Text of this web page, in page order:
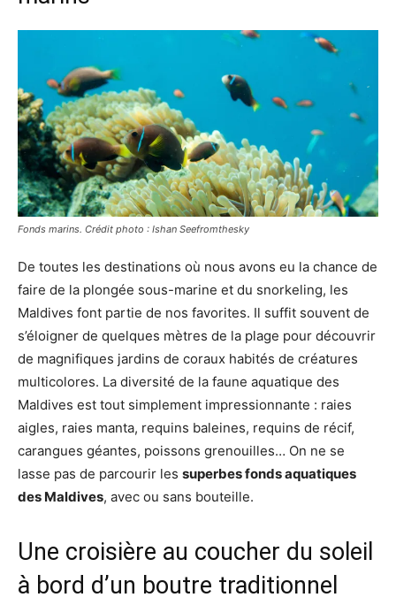
Fonds marins. Crédit photo : Ishan Seefromthesky
De toutes les destinations où nous avons eu la chance de
faire de la plongée sous-marine et du snorkeling, les
Maldives font partie de nos favorites. Il suffit souvent de
s’éloigner de quelques mètres de la plage pour découvrir
de magnifiques jardins de coraux habités de créatures
multicolores. La diversité de la faune aquatique des
Maldives est tout simplement impressionnante : raies
aigles, raies manta, requins baleines, requins de récif,
carangues géantes, poissons grenouilles… On ne se
lasse pas de parcourir les superbes fonds aquatiques
des Maldives, avec ou sans bouteille.
Une croisière au coucher du soleil
à bord d’un boutre traditionnel